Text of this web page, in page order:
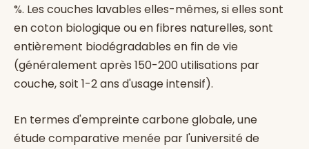
%. Les couches lavables elles-mêmes, si elles sont
en coton biologique ou en fibres naturelles, sont
entièrement biodégradables en fin de vie
(généralement après 150-200 utilisations par
couche, soit 1-2 ans d'usage intensif).
En termes d'empreinte carbone globale, une
étude comparative menée par l'université de